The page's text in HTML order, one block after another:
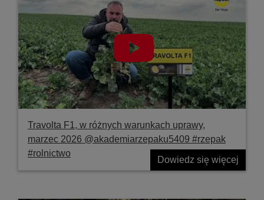
Travolta F1, w różnych warunkach uprawy,
marzec 2026 @akademiarzepaku5409 #rzepak
#rolnictwo
Dowiedz się więcej